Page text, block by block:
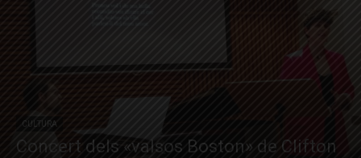
CULTURA
Concert dels «valsos Boston» de Clifton